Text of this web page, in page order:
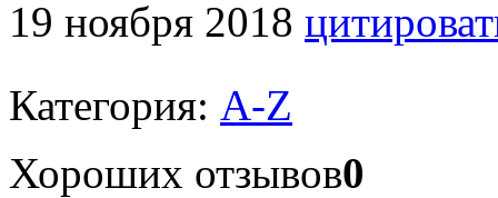
19 ноября 2018
Категория: A-Z
Хороших отзывов0